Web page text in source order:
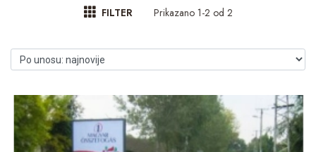
FILTER Prikazano 1-2 od 2